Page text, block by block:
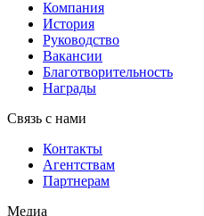
Компания
История
Руководство
Вакансии
Благотворительность
Награды
Связь с нами
Контакты
Агентствам
Партнерам
Медиа